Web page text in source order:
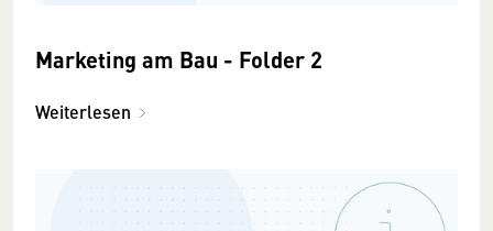
Marketing am Bau - Folder 2
Weiterlesen